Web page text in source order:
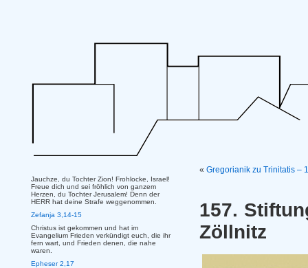
« Gregorianik zu Trinitatis –
157.
Zöllnitz
Jauchze, du Tochter Zion! Frohlocke, Israel!
Freue dich und sei fröhlich von ganzem
Herzen, du Tochter Jerusalem! Denn der
HERR hat deine Strafe weggenommen.
Zefanja 3,14-15
Christus ist gekommen und hat im
Evangelium Frieden verkündigt euch, die ihr
fern wart, und Frieden denen, die nahe
waren.
Epheser 2,17